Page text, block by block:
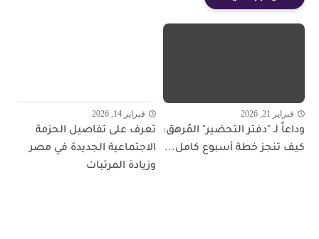
فبراير 21, 2026
وداعاً لـ "دفتر التحضير" المُرهق:
كيف تنجز خطة أسبوع كامل...
فبراير 14, 2026
تعرف على تفاصيل الحزمة
الاجتماعية الجديدة في مصر
وزيادة المرتبات